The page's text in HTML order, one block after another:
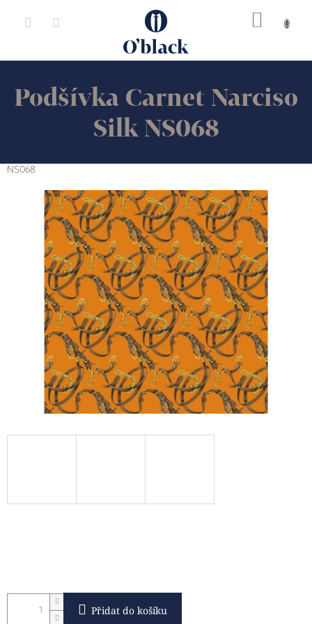
Podšívka Carnet Narciso
Silk NS068
NS068
Přidat do košíku